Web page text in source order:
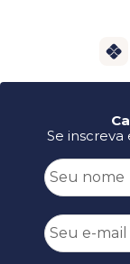
Se